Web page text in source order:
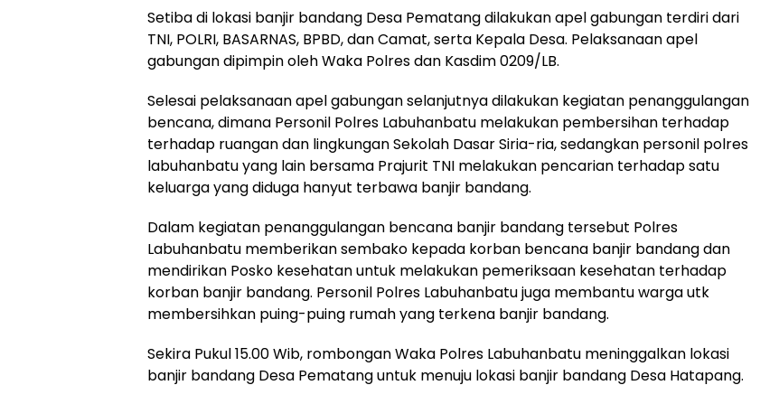
Setiba di lokasi banjir bandang Desa Pematang dilakukan apel gabungan terdiri dari
TNI, POLRI, BASARNAS, BPBD, dan Camat, serta Kepala Desa. Pelaksanaan apel
gabungan dipimpin oleh Waka Polres dan Kasdim 0209/LB.
Selesai pelaksanaan apel gabungan selanjutnya dilakukan kegiatan penanggulangan
bencana, dimana Personil Polres Labuhanbatu melakukan pembersihan terhadap
terhadap ruangan dan lingkungan Sekolah Dasar Siria-ria, sedangkan personil polres
labuhanbatu yang lain bersama Prajurit TNI melakukan pencarian terhadap satu
keluarga yang diduga hanyut terbawa banjir bandang.
Dalam kegiatan penanggulangan bencana banjir bandang tersebut Polres
Labuhanbatu memberikan sembako kepada korban bencana banjir bandang dan
mendirikan Posko kesehatan untuk melakukan pemeriksaan kesehatan terhadap
korban banjir bandang. Personil Polres Labuhanbatu juga membantu warga utk
membersihkan puing-puing rumah yang terkena banjir bandang.
Sekira Pukul 15.00 Wib, rombongan Waka Polres Labuhanbatu meninggalkan lokasi
banjir bandang Desa Pematang untuk menuju lokasi banjir bandang Desa Hatapang.